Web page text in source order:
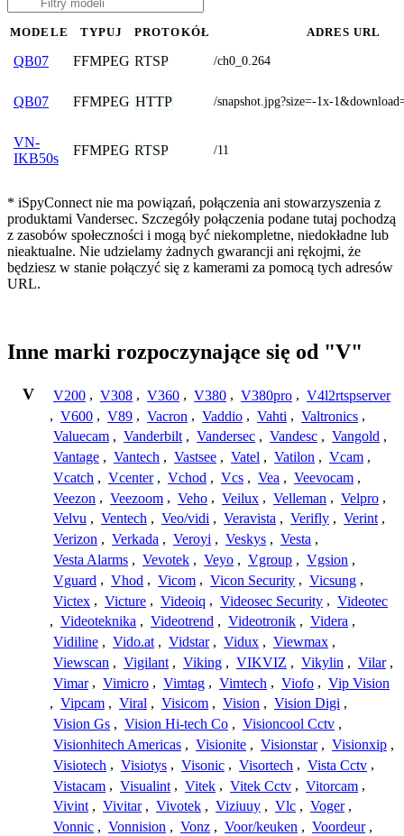
MODELE TYPUJ PROTOKÓŁ ADRES URL
QB07 FFMPEG RTSP /ch0_0.264
QB07 FFMPEG HTTP /snapshot.jpg?size=-1x-
VN-
IKB50s
FFMPEG RTSP /11
* iSpyConnect nie ma powiązań, połączenia ani stowarzyszenia z
produktami Vandersec. Szczegóły połączenia podane tutaj pochodzą
z zasobów społeczności i mogą być niekompletne, niedokładne lub
nieaktualne. Nie udzielamy żadnych gwarancji ani rękojmi, że
będziesz w stanie połączyć się z kamerami za pomocą tych adresów
URL.
Inne marki rozpoczynające się od "V"
V V200 , V308 , V360 , V380 , V380pro , V4l2rtspserver
, V600 , V89 , Vacron , Vaddio , Vahti , Valtronics ,
Valuecam , Vanderbilt , Vandersec , Vandesc , Vangold ,
Vantage , Vantech , Vastsee , Vatel , Vatilon , Vcam ,
Vcatch , Vcenter , Vchod , Vcs , Vea , Veevocam ,
Veezon , Veezoom , Veho , Veilux , Velleman , Velpro ,
Velvu , Ventech , Veo/vidi , Veravista , Verifly , Verint ,
Verizon , Verkada , Veroyi , Veskys , Vesta ,
Vesta Alarms , Vevotek , Veyo , Vgroup , Vgsion ,
Vguard , Vhod , Vicom , Vicon Security , Vicsung ,
Victex , Victure , Videoiq , Videosec Security , Videotec
, Videoteknika , Videotrend , Videotronik , Videra ,
Vidiline , Vido.at , Vidstar , Vidux , Viewmax ,
Viewscan , Vigilant , Viking , VIKVIZ , Vikylin , Vilar ,
Vimar , Vimicro , Vimtag , Vimtech , Viofo , Vip Vision
, Vipcam , Viral , Visicom , Vision , Vision Digi ,
Vision Gs , Vision Hi-tech Co , Visioncool Cctv ,
Visionhitech Americas , Visionite , Visionstar , Visionxip ,
Visiotech , Visiotys , Visonic , Visortech , Vista Cctv ,
Vistacam , Visualint , Vitek , Vitek Cctv , Vitorcam ,
Vivint , Vivitar , Vivotek , Viziuuy , Vlc , Voger ,
Vonnic , Vonnision , Vonz , Voor/keuken , Voordeur ,